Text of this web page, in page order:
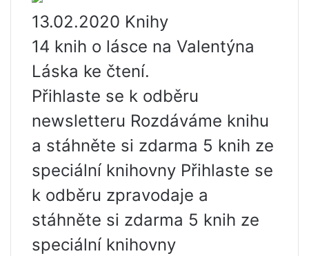
13.02.2020 Knihy
14 knih o lásce na Valentýna
Láska ke čtení.
Přihlaste se k odběru
newsletteru Rozdáváme knihu
a stáhněte si zdarma 5 knih ze
speciální knihovny Přihlaste se
k odběru zpravodaje a
stáhněte si zdarma 5 knih ze
speciální knihovny